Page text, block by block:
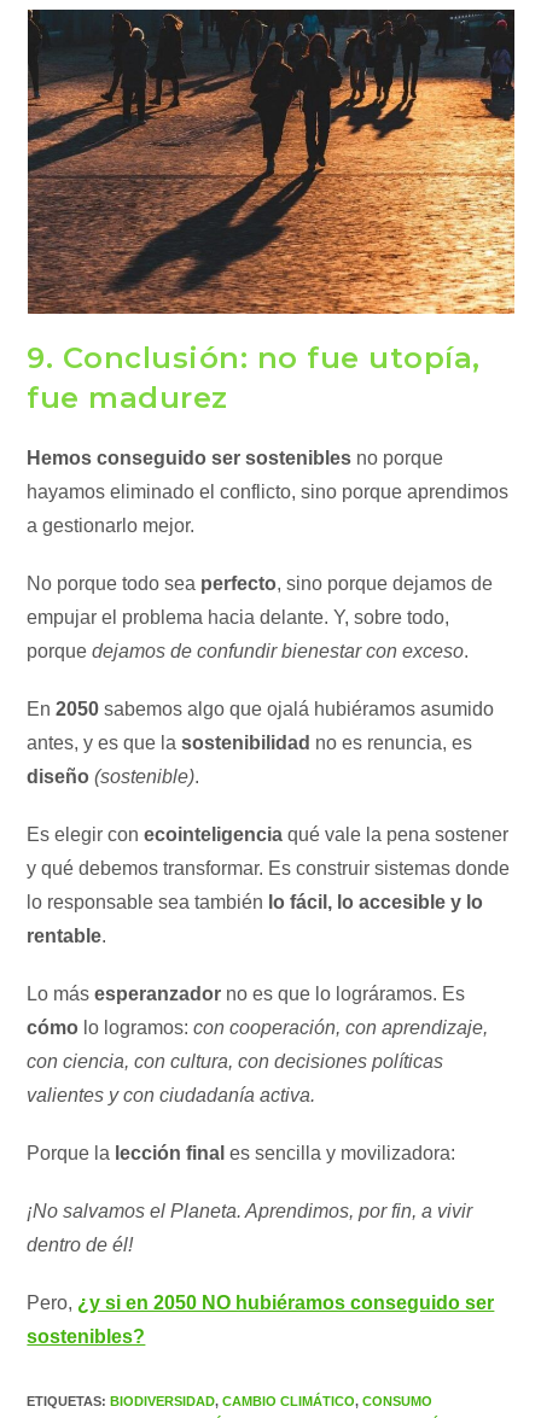
9. Conclusión: no fue utopía,
fue madurez
Hemos conseguido ser sostenibles no porque
hayamos eliminado el conflicto, sino porque aprendimos
a gestionarlo mejor.
No porque todo sea perfecto, sino porque dejamos de
empujar el problema hacia delante. Y, sobre todo,
porquedejamos de confundir bienestar con exceso.
En2050 sabemos algo que ojalá hubiéramos asumido
antes, y es que lasostenibilidad no es renuncia, es
diseño (sostenible).
Es elegir con ecointeligencia qué vale la pena sostener
y qué debemos transformar. Es construir sistemas donde
lo responsable sea también lo fácil, lo accesible y lo
rentable.
Lo másesperanzador no es que lo lográramos. Es
cómo lo logramos:con cooperación, con aprendizaje,
con ciencia, con cultura, con decisiones políticas
valientes y con ciudadanía activa.
Porque la lección final es sencilla y movilizadora:
¡No salvamos el Planeta. Aprendimos, por fin, a vivir
dentro de él!
Pero, ¿y si en 2050 NO hubiéramos conseguido ser
sostenibles?
ETIQUETAS:BIODIVERSIDAD, CAMBIO CLIMÁTICO, CONSUMO